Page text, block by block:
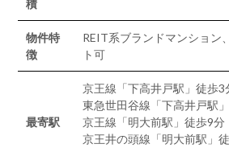
積
物件特
徴
REIT系ブランドマンション
ト可
最寄駅
京王線「下高井戸駅」徒歩3
東急世田谷線「下高井戸駅
京王線「明大前駅」徒歩9分
京王井の頭線「明大前駅」